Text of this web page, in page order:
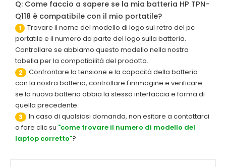
Q: Come faccio a sapere se la mia batteria HP TPN-
Q118 è compatibile con il mio portatile?
1
Trovare il nome del modello di logo sul retro del pc
portatile e il numero da parte del logo sulla batteria.
Controllare se abbiamo questo modello nella nostra
tabella per la compatibilità del prodotto.
2
Confrontare la tensione e la capacità della batteria
con la nostra batteria, controllare l'immagine e verificare
se la nuova batteria abbia la stessa interfaccia e forma di
quella precedente.
3
In caso di qualsiasi domanda, non esitare a contattarci
o fare clic su "come trovare il numero di modello del
laptop corretto"?